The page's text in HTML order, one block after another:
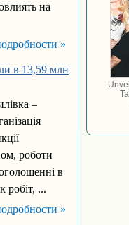
на
»
в 13,59 млн
–
роботи
в
робіт, ...
»